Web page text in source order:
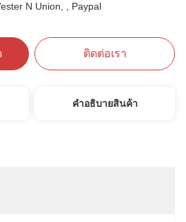
N Union, , Paypal
ติดต่อเรา
คําอธิบายสินค้า